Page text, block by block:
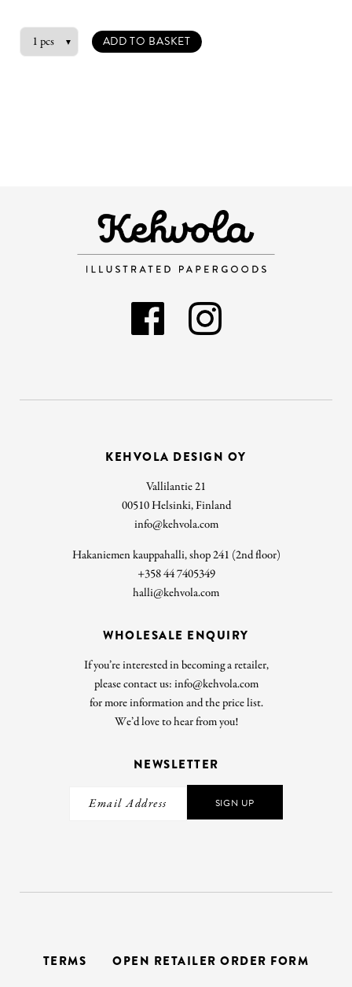
ADD TO BASKET
KEHVOLA DESIGN OY
Vallilantie 21
00510 Helsinki, Finland
info@kehvola.com
Hakaniemen kauppahalli, shop 241 (2nd floor)
+358 44 7405349
halli@kehvola.com
WHOLESALE ENQUIRY
If you’re interested in becoming a retailer,
please contact us: info@kehvola.com
for more information and the price list.
We’d love to hear from you!
NEWSLETTER
SIGN UP
TERMS OPEN RETAILER ORDER FORM